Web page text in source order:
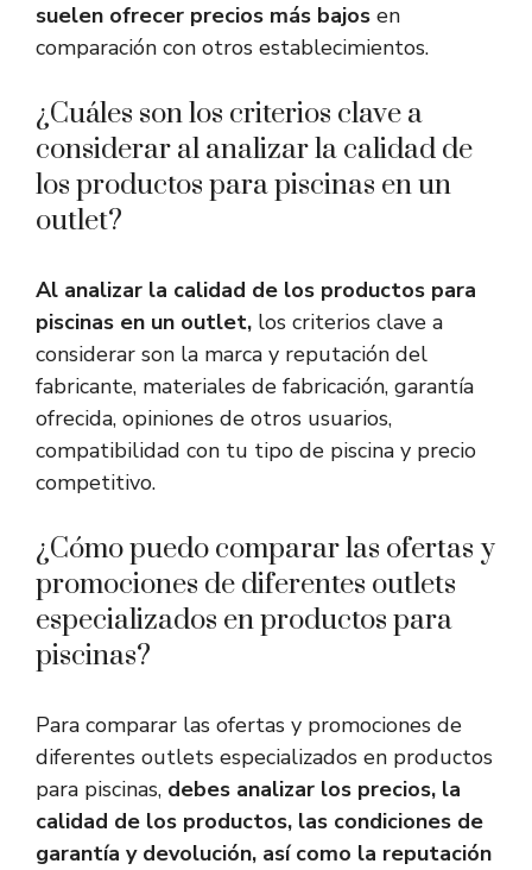
suelen ofrecer precios más bajos en
comparación con otros establecimientos.
¿Cuáles son los criterios clave a
considerar al analizar la calidad de
los productos para piscinas en un
outlet?
Al analizar la calidad de los productos para
piscinas en un outlet, los criterios clave a
considerar son la marca y reputación del
fabricante, materiales de fabricación, garantía
ofrecida, opiniones de otros usuarios,
compatibilidad con tu tipo de piscina y precio
competitivo.
¿Cómo puedo comparar las ofertas y
promociones de diferentes outlets
especializados en productos para
piscinas?
Para comparar las ofertas y promociones de
diferentes outlets especializados en productos
para piscinas, debes analizar los precios, la
calidad de los productos, las condiciones de
garantía y devolución, así como la reputación